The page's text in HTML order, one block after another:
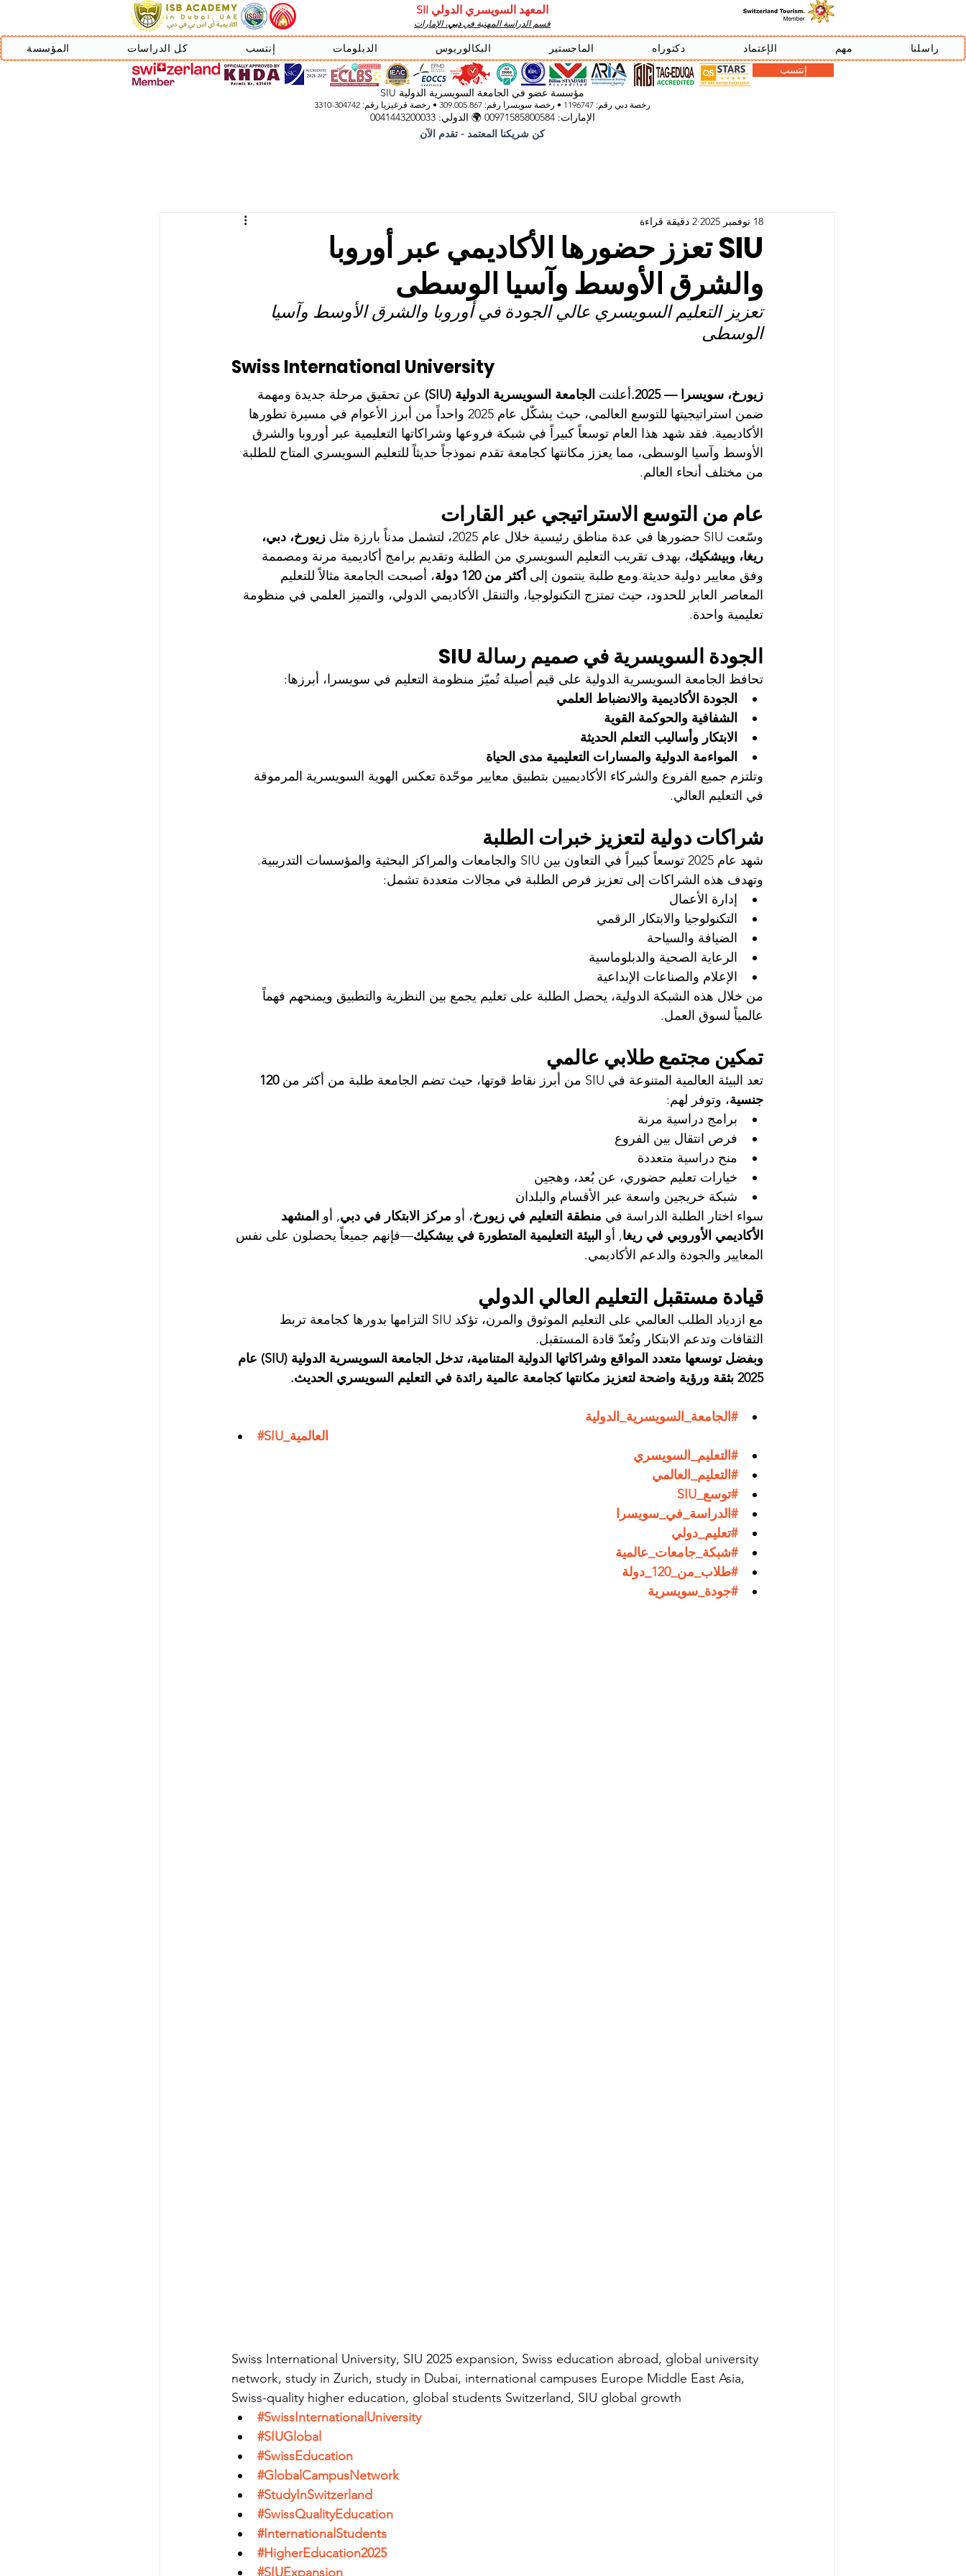
المعهد السويسري الدولي SII
قسم الدراسة المهنية فيدبي، الإمارات
المؤسسة كل الدراسات إنتسب الدبلومات البكالوريوس الماجستير دكتوراه الإعتماد مهم
راسلنا
إنتسب
مؤسسة عضو في الجامعة السويسرية الدولية SIU
رخصة دبي رقم: 1196747 • رخصة سويسرا رقم: 309.005.867 • رخصة قرغيزيا رقم: 304742-3310
الإمارات: 00971585800584 🌍 الدولي: 0041443200033
كن شريكنا المعتمد - تقدم الآن
SIU تعزز حضورها الأكاديمي عبر أوروبا
والشرق الأوسط وآسيا الوسطى
18 نوفمبر 2025 2 دقيقة قراءة
تعزيز التعليم السويسري عالي الجودة في أوروبا والشرق الأوسط وآسيا
الوسطى
Swiss International University
زيورخ، سويسرا — 2025. أعلنت الجامعة السويسرية الدولية (SIU)
عن تحقيق مرحلة جديدة ومهمة
ضمن استراتيجيتها للتوسع العالمي، حيث يشكّل عام 2025 واحداً من أبرز الأعوام في مسيرة تطورها
الأكاديمية. فقد شهد هذا العام توسعاً كبيراً في شبكة فروعها وشراكاتها التعليمية عبر أوروبا والشرق
الأوسط وآسيا الوسطى، مما يعزز مكانتها كجامعة تقدم نموذجاً حديثاً للتعليم السويسري المتاح للطلبة
من مختلف أنحاء العالم.
عام من التوسع الاستراتيجي عبر القارات
وسّعت SIU حضورها في عدة مناطق رئيسية خلال عام 2025، لتشمل مدناً بارزة مثل
زيورخ، دبي،
ريغا، وبيشكيك، بهدف تقريب التعليم السويسري من الطلبة وتقديم برامج أكاديمية مرنة ومصممة
وفق معايير دولية حديثة.ومع طلبة ينتمون إلى أكثر من 120 دولة
، أصبحت الجامعة مثالاً للتعليم
المعاصر العابر للحدود، حيث تمتزج التكنولوجيا، والتنقل الأكاديمي الدولي، والتميز العلمي في منظومة
تعليمية واحدة.
الجودة السويسرية في صميم رسالة SIU
تحافظ الجامعة السويسرية الدولية على قيم أصيلة تُميّز منظومة التعليم في سويسرا، أبرزها:
الجودة الأكاديمية والانضباط العلمي
الشفافية والحوكمة القوية
الابتكار وأساليب التعلم الحديثة
المواءمة الدولية والمسارات التعليمية مدى الحياة
وتلتزم جميع الفروع والشركاء الأكاديميين بتطبيق معايير موحّدة تعكس الهوية السويسرية المرموقة
في التعليم العالي.
شراكات دولية لتعزيز خبرات الطلبة
شهد عام 2025 توسعاً كبيراً في التعاون بين SIU والجامعات والمراكز البحثية والمؤسسات التدريبية.
وتهدف هذه الشراكات إلى تعزيز فرص الطلبة في مجالات متعددة تشمل:
إدارة الأعمال
التكنولوجيا والابتكار الرقمي
الضيافة والسياحة
الرعاية الصحية والدبلوماسية
الإعلام والصناعات الإبداعية
من خلال هذه الشبكة الدولية، يحصل الطلبة على تعليم يجمع بين النظرية والتطبيق ويمنحهم فهماً
عالمياً لسوق العمل.
تمكين مجتمع طلابي عالمي
تعد البيئة العالمية المتنوعة في SIU من أبرز نقاط قوتها، حيث تضم الجامعة طلبة من أكثر من
جنسية، وتوفر لهم:
برامج دراسية مرنة
فرص انتقال بين الفروع
منح دراسية متعددة
خيارات تعليم حضوري، عن بُعد، وهجين
شبكة خريجين واسعة عبر الأقسام والبلدان
سواء اختار الطلبة الدراسة في منطقة التعليم في زيورخ، أو مركز الابتكار في دبي, أو المشهد
الأكاديمي الأوروبي في ريغا, أو البيئة التعليمية المتطورة في بيشكيك—فإنهم جميعاً يحصلون على نفس
المعايير والجودة والدعم الأكاديمي.
قيادة مستقبل التعليم العالي الدولي
مع ازدياد الطلب العالمي على التعليم الموثوق والمرن، تؤكد SIU التزامها بدورها كجامعة تربط
الثقافات وتدعم الابتكار وتُعدّ قادة المستقبل.
وبفضل توسعها متعدد المواقع وشراكاتها الدولية المتنامية، تدخل الجامعة السويسرية الدولية (SIU) عام
2025 بثقة ورؤية واضحة لتعزيز مكانتها كجامعة عالمية رائدة في التعليم السويسري الحديث.
#الجامعة_السويسرية_الدولية
#SIU_العالمية
#التعليم_السويسري
#التعليم_العالمي
#توسع_SIU
#الدراسة_في_سويسرا
#تعليم_دولي
#شبكة_جامعات_عالمية
#طلاب_من_120_دولة
#جودة_سويسرية
Swiss International University, SIU 2025 expansion, Swiss education abroad, global university
network, study in Zurich, study in Dubai, international campuses Europe Middle East Asia,
Swiss-quality higher education, global students Switzerland, SIU global growth
#SwissInternationalUniversity
#SIUGlobal
#SwissEducation
#GlobalCampusNetwork
#StudyInSwitzerland
#SwissQualityEducation
#InternationalStudents
#HigherEducation2025
#SIUExpansion